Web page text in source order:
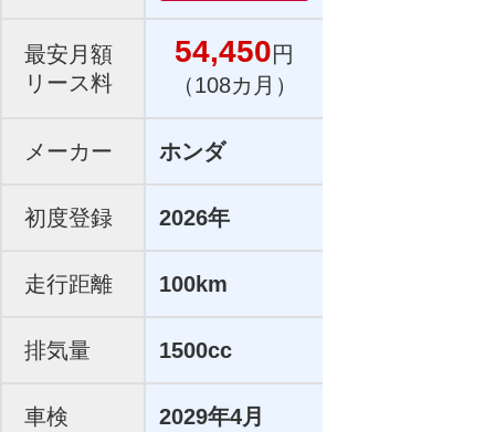
最安月額
リース料
54,450円
（108カ月）
メーカー ホンダ
初度登録 2026年
走行距離 100km
排気量 1500cc
車検 2029年4月